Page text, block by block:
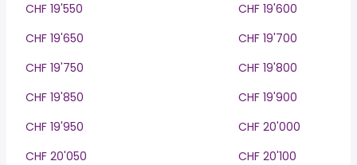
CHF 19'550
CHF 19'600
CHF 19'650
CHF 19'700
CHF 19'750
CHF 19'800
CHF 19'850
CHF 19'900
CHF 19'950
CHF 20'000
CHF 20'050
CHF 20'100